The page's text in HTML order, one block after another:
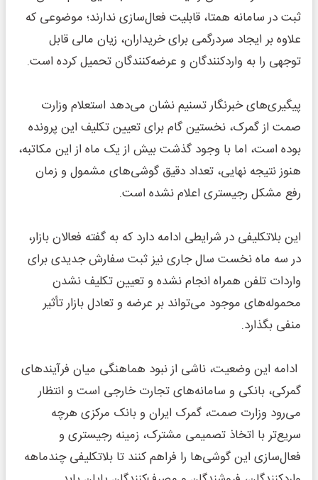
ثبت در سامانه همتا، قابلیت فعال‌سازی ندارند؛ موضوعی که
علاوه بر ایجاد سردرگمی برای خریداران، زیان مالی قابل
توجهی را به واردکنندگان و عرضه‌کنندگان تحمیل کرده است.
پیگیری‌های خبرنگار تسنیم نشان می‌دهد استعلام وزارت
صمت از گمرک، نخستین گام برای تعیین تکلیف این پرونده
بوده است، اما با وجود گذشت بیش از یک ماه از این مکاتبه،
هنوز نتیجه نهایی، تعداد دقیق گوشی‌های مشمول و زمان
رفع مشکل رجیستری اعلام نشده است.
این بلاتکلیفی در شرایطی ادامه دارد که به گفته فعالان بازار،
در سه ماه نخست سال جاری نیز ثبت سفارش جدیدی برای
واردات تلفن همراه انجام نشده و تعیین تکلیف نشدن
محموله‌های موجود می‌تواند بر عرضه و تعادل بازار تأثیر
منفی بگذارد.
ادامه این وضعیت، ناشی از نبود هماهنگی میان فرآیندهای
گمرکی، بانکی و سامانه‌های تجارت خارجی است و انتظار
می‌رود وزارت صمت، گمرک ایران و بانک مرکزی هرچه
سریع‌تر با اتخاذ تصمیمی مشترک، زمینه رجیستری و
فعال‌سازی این گوشی‌ها را فراهم کنند تا بلاتکلیفی چندماهه